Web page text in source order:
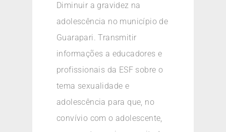
Diminuir a gravidez na
adolescência no município de
Guarapari. Transmitir
informações a educadores e
profissionais da ESF sobre o
tema sexualidade e
adolescência para que, no
convívio com o adolescente,